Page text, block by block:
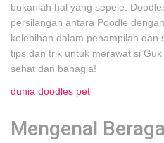
bukanlah hal yang sepele.
persilangan antara Poodle
kelebihan dalam penampilan dan
tips dan trik untuk merawat si
sehat dan bahagia!
dunia doodles pet
Mengenal